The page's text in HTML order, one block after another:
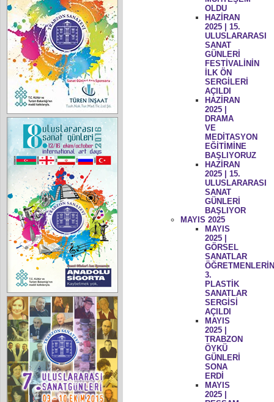
OLDU
HAZİRAN
2025 | 15.
ULUSLARARASI
SANAT
GÜNLERİ
FESTİVALİNİN
İLK ÖN
SERGİLERİ
AÇILDI
HAZİRAN
2025 |
DRAMA
VE
MEDİTASYON
EĞİTİMİNE
BAŞLIYORUZ
HAZİRAN
2025 | 15.
ULUSLARARASI
SANAT
GÜNLERİ
BAŞLIYOR
MAYIS 2025
MAYIS
2025 |
GÖRSEL
SANATLAR
3.
PLASTİK
SANATLAR
SERGİSİ
AÇILDI
MAYIS
2025 |
TRABZON
ÖYKÜ
GÜNLERİ
SONA
ERDİ
MAYIS
2025 |